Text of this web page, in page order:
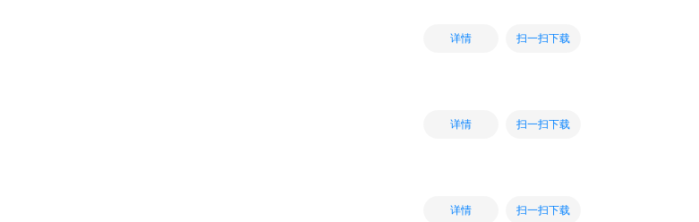
详情 扫一扫下载
详情 扫一扫下载
详情 扫一扫下载